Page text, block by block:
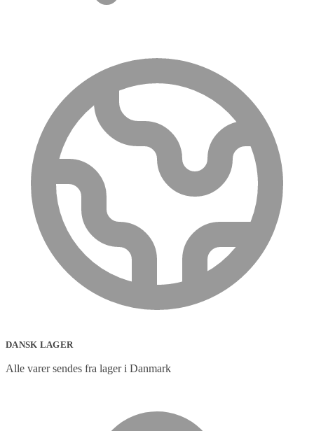
DANSK LAGER
Alle varer sendes fra lager i Danmark